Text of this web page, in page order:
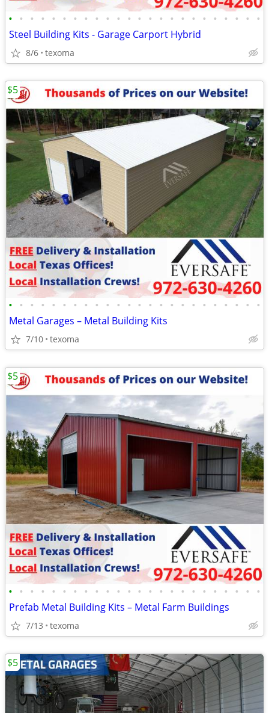
• • • • • • • • • • • • • • • • • • • • • • • •
Steel Building Kits - Garage Carport Hybrid
8/6 texoma
• • • • • • • • • • • • • • • • • • • • • • • •
Metal Garages – Metal Building Kits
7/10 texoma
$5
• • • • • • • • • • • • • • • • • • • • • • • •
Prefab Metal Building Kits – Metal Farm Buildings
7/13 texoma
$5
$5